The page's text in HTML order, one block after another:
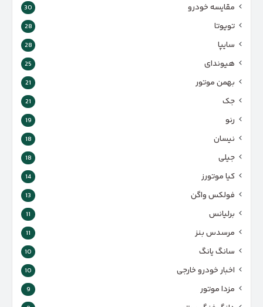
مقایسه خودرو 30
تویوتا 28
سایپا 28
هیوندای 25
بهمن موتور 21
جک 21
رنو 19
نیسان 18
جیلی 18
کیا موتورز 14
فولکس واگن 13
برلیانس 11
مرسدس بنز 11
سانگ یانگ 10
اخبار خودرو خارجی 10
مزدا موتور 9